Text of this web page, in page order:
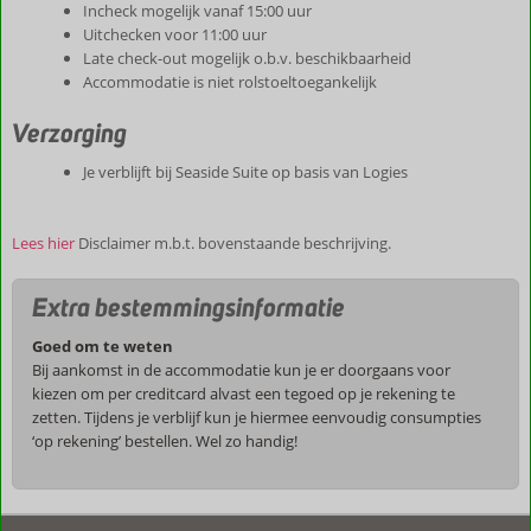
Incheck mogelijk vanaf 15:00 uur
Uitchecken voor 11:00 uur
Late check-out mogelijk o.b.v. beschikbaarheid
Accommodatie is niet rolstoeltoegankelijk
Verzorging
Je verblijft bij Seaside Suite op basis van Logies
Lees hier Disclaimer m.b.t. bovenstaande beschrijving.
Extra bestemmingsinformatie
Goed om te weten
Bij aankomst in de accommodatie kun je er doorgaans voor
kiezen om per creditcard alvast een tegoed op je rekening te
zetten. Tijdens je verblijf kun je hiermee eenvoudig consumpties
‘op rekening’ bestellen. Wel zo handig!